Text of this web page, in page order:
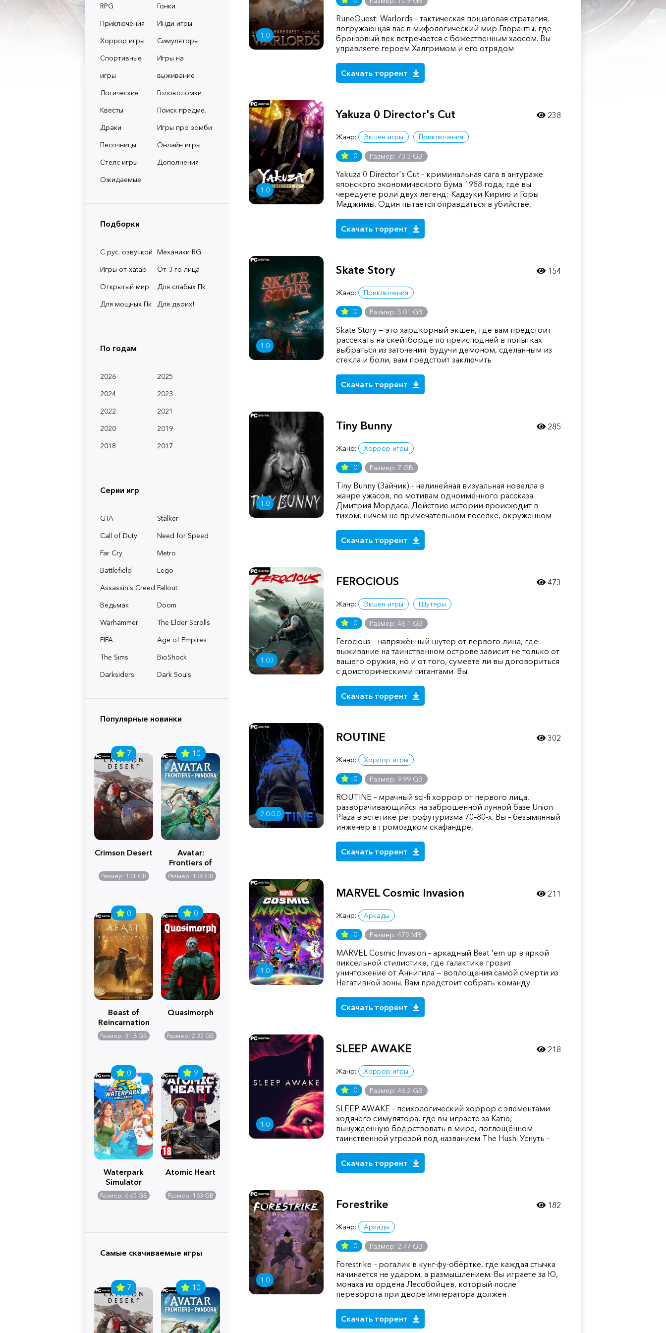
RPG
Гонки
Приключения
Инди игры
Хоррор игры
Симуляторы
Спортивные
игры
Игры на
выживание
Логические
Головоломки
Квесты
Поиск предме.
Драки
Игры про зомби
Песочницы
Онлайн игры
Стелс игры
Дополнения
Ожидаемые
Подборки
С рус. озвучкой Механики RG
Игры от xatab
От 3-го лица
Открытый мир
Для слабых Пк
Для мощных Пк
Для двоих!
По годам
2026
2025
2024
2023
2022
2021
2020
2019
2018
2017
Серии игр
GTA
Stalker
Call of Duty
Need for Speed
Far Cry
Metro
Battlefield
Lego
Assassin's Creed Fallout
Ведьмак
Doom
Warhammer
The Elder Scrolls
FIFA
Age of Empires
The Sims
BioShock
Darksiders
Dark Souls
Популярные новинки
7
Crimson Desert
Размер: 131 GB
10
Avatar:
Frontiers of
Pandora
Размер: 136 GB
0
Beast of
Reincarnation
Размер: 31.8 GB
0
Quasimorph
Размер: 2.33 GB
0
Waterpark
Simulator
Размер: 6.65 GB
9
Atomic Heart
Размер: 163 GB
Самые скачиваемые игры
7 10
1.0
RuneQuest: Warlords – тактическая пошаговая стратегия,
погружающая вас в мифологический мир Глоранты, где
бронзовый век встречается с божественным хаосом. Вы
управляете героем Халгримом и его отрядом
Скачать торрент
1.0
Yakuza 0 Director's Cut
Жанр: Экшен игры Приключения
0 Размер: 73.3 GB
Yakuza 0 Director's Cut – криминальная сага в антураже
японского экономического бума 1988 года, где вы
чередуете роли двух легенд: Кадзуки Кирию и Горы
Маджимы. Один пытается оправдаться в убийстве,
Скачать торрент
238
1.0
Skate Story
Жанр: Приключения
0 Размер: 5.01 GB
Skate Story — это хардкорный экшен, где вам предстоит
рассекать на скейтборде по преисподней в попытках
выбраться из заточения. Будучи демоном, сделанным из
стекла и боли, вам предстоит заключить
Скачать торрент
154
1.0
Tiny Bunny
Жанр: Хоррор игры
0 Размер: 7 GB
Tiny Bunny (Зайчик) - нелинейная визуальная новелла в
жанре ужасов, по мотивам одноимённого рассказа
Дмитрия Мордаса. Действие истории происходит в
тихом, ничем не примечательном поселке, окруженном
Скачать торрент
285
1.03
FEROCIOUS
Жанр: Экшен игры Шутеры
0 Размер: 46.1 GB
Ferocious – напряжённый шутер от первого лица, где
выживание на таинственном острове зависит не только от
вашего оружия, но и от того, сумеете ли вы договориться
с доисторическими гигантами. Вы
Скачать торрент
473
2.0.0.0
ROUTINE
Жанр: Хоррор игры
0 Размер: 9.99 GB
ROUTINE – мрачный sci-fi хоррор от первого лица,
разворачивающийся на заброшенной лунной базе Union
Plaza в эстетике ретрофутуризма 70–80-х. Вы – безымянный
инженер в громоздком скафандре,
Скачать торрент
302
1.0
MARVEL Cosmic Invasion
Жанр: Аркады
0 Размер: 479 MB
MARVEL Cosmic Invasion – аркадный Beat 'em up в яркой
пиксельной стилистике, где галактике грозит
уничтожение от Аннигила — воплощения самой смерти из
Негативной зоны. Вам предстоит собрать команду
Скачать торрент
211
1.0
SLEEP AWAKE
Жанр: Хоррор игры
0 Размер: 46.2 GB
SLEEP AWAKE – психологический хоррор с элементами
ходячего симулятора, где вы играете за Катю,
вынужденную бодрствовать в мире, поглощённом
таинственной угрозой под названием The Hush. Уснуть –
Скачать торрент
218
1.0
Forestrike
Жанр: Аркады
0 Размер: 2.77 GB
Forestrike – рогалик в кунг-фу-обёртке, где каждая стычка
начинается не ударом, а размышлением. Вы играете за Ю,
монаха из ордена Лесобойцев, который после
переворота при дворе императора должен
Скачать торрент
182